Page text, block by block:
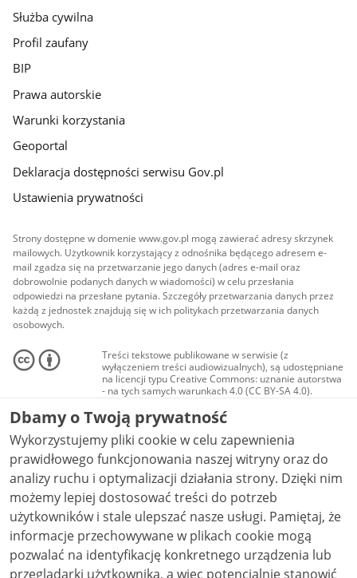
Służba cywilna
Profil zaufany
BIP
Prawa autorskie
Warunki korzystania
Geoportal
Deklaracja dostępności serwisu Gov.pl
Ustawienia prywatności
Strony dostępne w domenie www.gov.pl mogą zawierać adresy skrzynek
mailowych. Użytkownik korzystający z odnośnika będącego adresem e-
mail zgadza się na przetwarzanie jego danych (adres e-mail oraz
dobrowolnie podanych danych w wiadomości) w celu przesłania
odpowiedzi na przesłane pytania. Szczegóły przetwarzania danych przez
każdą z jednostek znajdują się w ich politykach przetwarzania danych
osobowych.
Treści tekstowe publikowane w serwisie (z
wyłączeniem treści audiowizualnych), są udostępniane
na licencji typu Creative Commons: uznanie autorstwa
- na tych samych warunkach 4.0 (CC BY-SA 4.0).
Materiały audiowizualne, w tym zdjęcia, materiały
audio i wideo, są udostępniane na licencji typu
Creative Commons: uznanie autorstwa użycie
niekomercyjne - bez utworów zależnych 4.0 (CC BY-
NC-ND 4.0), o ile nie jest to stwierdzone inaczej.
Dbamy o Twoją prywatność
Wykorzystujemy pliki cookie w celu zapewnienia
prawidłowego funkcjonowania naszej witryny oraz do
analizy ruchu i optymalizacji działania strony. Dzięki nim
możemy lepiej dostosować treści do potrzeb
użytkowników i stale ulepszać nasze usługi. Pamiętaj, że
informacje przechowywane w plikach cookie mogą
pozwalać na identyfikację konkretnego urządzenia lub
przeglądarki użytkownika, a więc potencjalnie stanowić